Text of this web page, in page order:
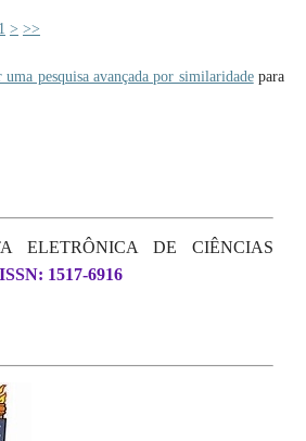
> >>
pesquisa avançada por similaridadepara
ELETRÔNICA DE CIÊNCIAS
ISSN: 1517-6916